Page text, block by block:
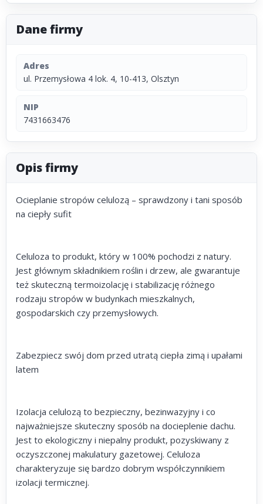
Dane firmy
Adres
ul. Przemysłowa 4 lok. 4, 10-413, Olsztyn
NIP
7431663476
Opis firmy
Ocieplanie stropów celulozą – sprawdzony i tani sposób
na ciepły sufit
Celuloza to produkt, który w 100% pochodzi z natury.
Jest głównym składnikiem roślin i drzew, ale gwarantuje
też skuteczną termoizolację i stabilizację różnego
rodzaju stropów w budynkach mieszkalnych,
gospodarskich czy przemysłowych.
Zabezpiecz swój dom przed utratą ciepła zimą i upałami
latem
Izolacja celulozą to bezpieczny, bezinwazyjny i co
najważniejsze skuteczny sposób na docieplenie dachu.
Jest to ekologiczny i niepalny produkt, pozyskiwany z
oczyszczonej makulatury gazetowej. Celuloza
charakteryzuje się bardzo dobrym współczynnikiem
izolacji termicznej.